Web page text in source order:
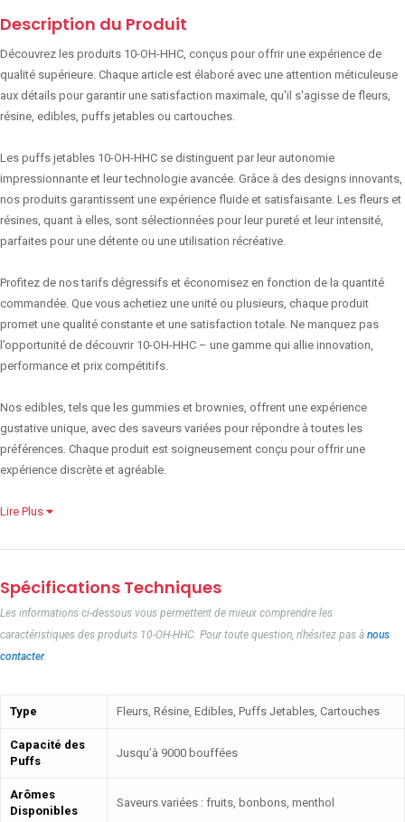
Description du Produit
Découvrez les produits 10-OH-HHC, conçus pour offrir une expérience de
qualité supérieure. Chaque article est élaboré avec une attention méticuleuse
aux détails pour garantir une satisfaction maximale, qu'il s'agisse de fleurs,
résine, edibles, puffs jetables ou cartouches.
Les puffs jetables 10-OH-HHC se distinguent par leur autonomie
impressionnante et leur technologie avancée. Grâce à des designs innovants,
nos produits garantissent une expérience fluide et satisfaisante. Les fleurs et
résines, quant à elles, sont sélectionnées pour leur pureté et leur intensité,
parfaites pour une détente ou une utilisation récréative.
Profitez de nos tarifs dégressifs et économisez en fonction de la quantité
commandée. Que vous achetiez une unité ou plusieurs, chaque produit
promet une qualité constante et une satisfaction totale. Ne manquez pas
l’opportunité de découvrir 10-OH-HHC – une gamme qui allie innovation,
performance et prix compétitifs.
Nos edibles, tels que les gummies et brownies, offrent une expérience
gustative unique, avec des saveurs variées pour répondre à toutes les
préférences. Chaque produit est soigneusement conçu pour offrir une
expérience discrète et agréable.
Lire Plus
Spécifications Techniques
Les informations ci-dessous vous permettent de mieux comprendre les
caractéristiques des produits 10-OH-HHC. Pour toute question, n'hésitez pas à nous
contacter.
Type Fleurs, Résine, Edibles, Puffs Jetables, Cartouches
Capacité des
Puffs
Jusqu’à 9000 bouffées
Arômes
Disponibles
Saveurs variées : fruits, bonbons, menthol